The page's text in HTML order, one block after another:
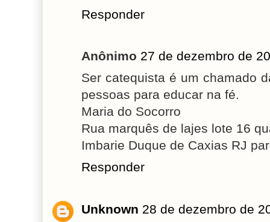
Responder
Anônimo 27 de dezembro de
Ser catequista é um chamado
pessoas para educar na fé.
Maria do Socorro
Rua marquês de lajes lote 16
Imbarie Duque de Caxias RJ
Responder
Unknown 28 de dezembro de